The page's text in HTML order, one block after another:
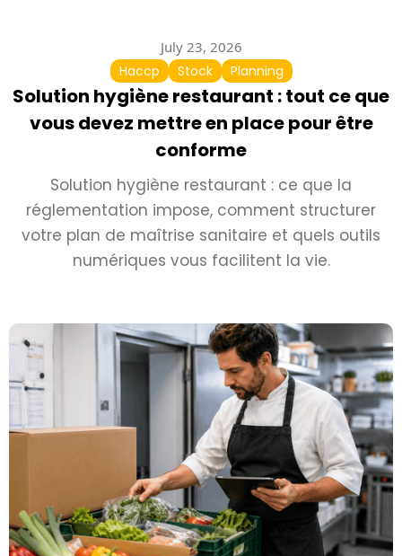
July 23, 2026
Haccp
Stock Planning
Solution hygiène restaurant : tout ce que
vous devez mettre en place pour être
conforme
Solution hygiène restaurant : ce que la
réglementation impose, comment structurer
votre plan de maîtrise sanitaire et quels outils
numériques vous facilitent la vie.